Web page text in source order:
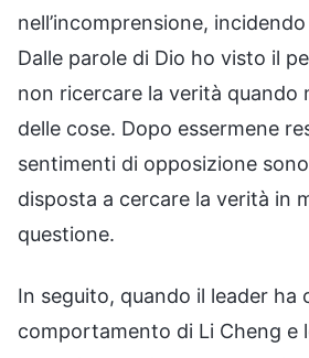
nell’incomprensione,
Dalle parole di Dio ho visto il
non ricercare la verità quando
delle cose. Dopo essermene
sentimenti di opposizione
disposta a cercare la verità in
questione.
In seguito, quando il leader ha
comportamento di Li Cheng e